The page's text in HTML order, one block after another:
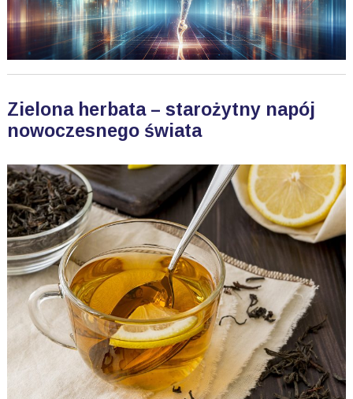
Zielona herbata – starożytny napój
nowoczesnego świata